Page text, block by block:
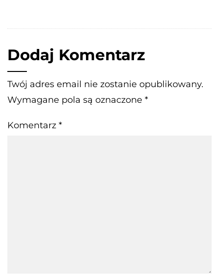
Dodaj Komentarz
Twój adres email nie zostanie opublikowany.
Wymagane pola są oznaczone *
Komentarz *